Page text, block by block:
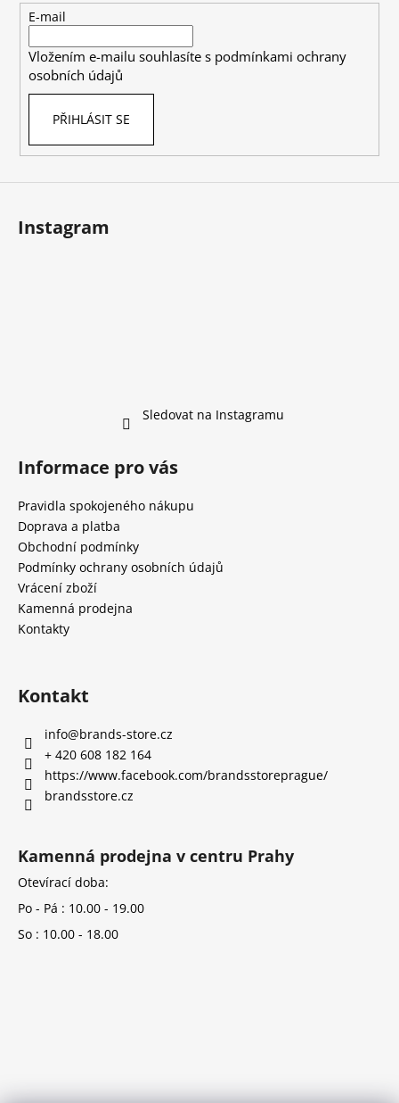
E-mail
Vložením e-mailu souhlasíte s podmínkami ochrany
osobních údajů
PŘIHLÁSIT SE
Instagram
Sledovat na Instagramu
Informace pro vás
Pravidla spokojeného nákupu
Doprava a platba
Obchodní podmínky
Podmínky ochrany osobních údajů
Vrácení zboží
Kamenná prodejna
Kontakty
Kontakt
info@brands-store.cz
+ 420 608 182 164
https://www.facebook.com/brandsstoreprague/
brandsstore.cz
Kamenná prodejna v centru Prahy
Otevírací doba:
Po - Pá : 10.00 - 19.00
So : 10.00 - 18.00